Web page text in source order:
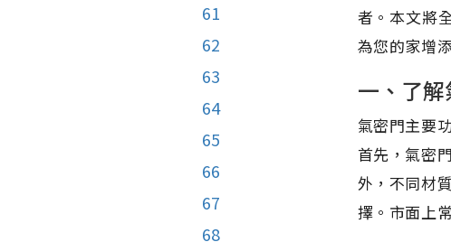
61
62
63
64
65
66
67
68
者。本文將
為您的家增
一、了
氣密門主要
首先，氣密
外，不同材
擇。市面上